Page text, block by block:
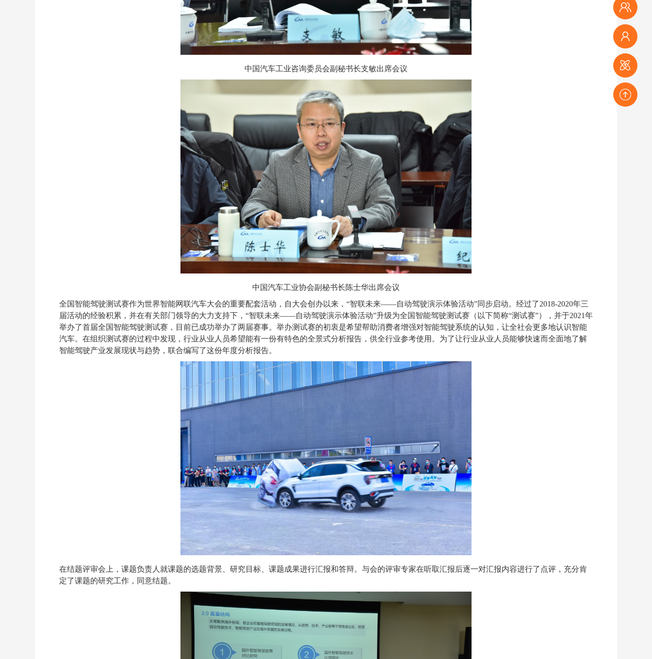
中国汽车工业咨询委员会副秘书长支敏出席会议
中国汽车工业协会副秘书长陈士华出席会议
全国智能驾驶测试赛作为世界智能网联汽车大会的重要配套活动，自大会创办以来，“智联未来——自动驾驶演示体验活动”同步启动。经过了2018-2020年三
届活动的经验积累，并在有关部门领导的大力支持下，“智联未来——自动驾驶演示体验活动”升级为全国智能驾驶测试赛（以下简称“测试赛”），并于2021年
举办了首届全国智能驾驶测试赛，目前已成功举办了两届赛事。举办测试赛的初衷是希望帮助消费者增强对智能驾驶系统的认知，让全社会更多地认识智能
汽车。在组织测试赛的过程中发现，行业从业人员希望能有一份有特色的全景式分析报告，供全行业参考使用。为了让行业从业人员能够快速而全面地了解
智能驾驶产业发展现状与趋势，联合编写了这份年度分析报告。
在结题评审会上，课题负责人就课题的选题背景、研究目标、课题成果进行汇报和答辩。与会的评审专家在听取汇报后逐一对汇报内容进行了点评，充分肯
定了课题的研究工作，同意结题。
媒体登记
观众登记
参会登记
赛事登记